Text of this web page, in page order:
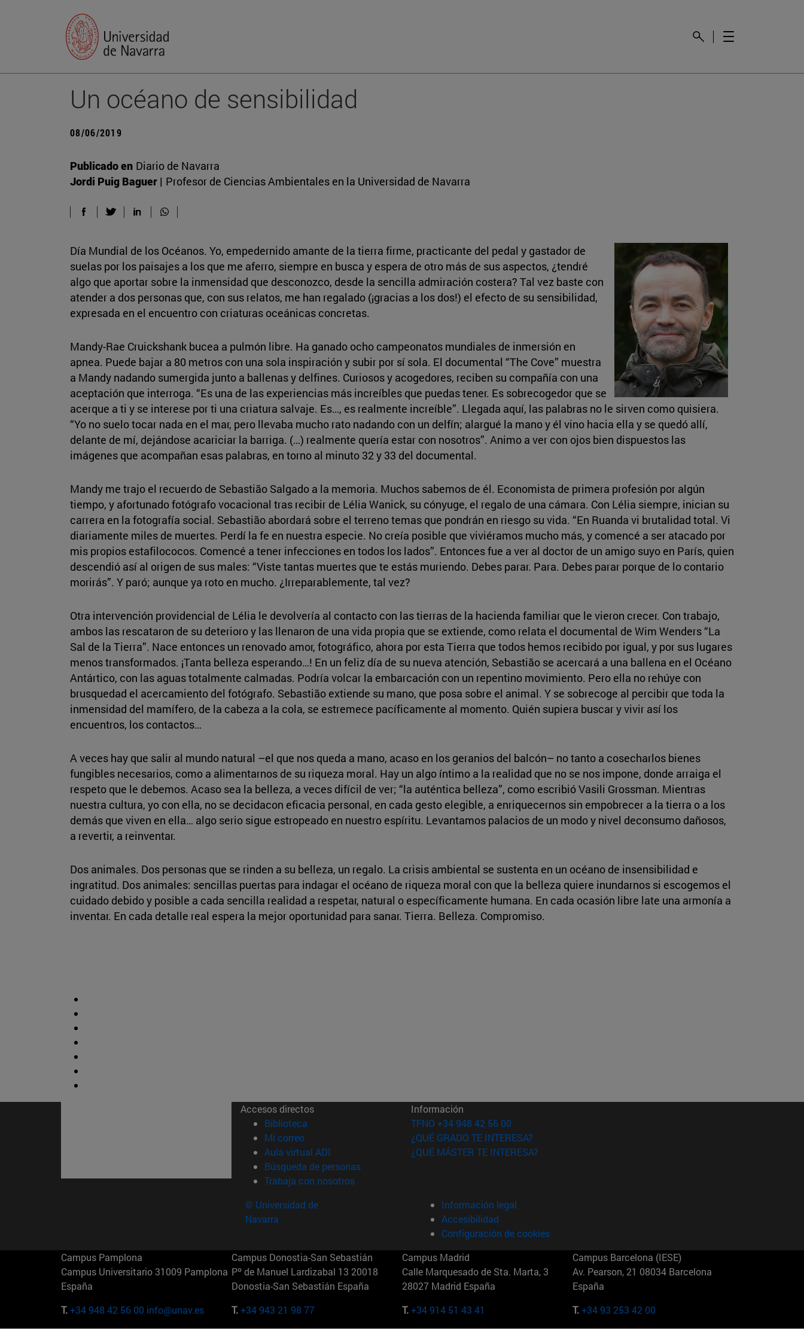
Un océano de sensibilidad
08/06/2019
Publicado en Diario de Navarra
Jordi Puig Baguer | Profesor de Ciencias Ambientales en la Universidad de Navarra
Día Mundial de los Océanos. Yo, empedernido amante de la tierra firme, practicante del pedal y gastador de
suelas por los paisajes a los que me aferro, siempre en busca y espera de otro más de sus aspectos, ¿tendré
algo que aportar sobre la inmensidad que desconozco, desde la sencilla admiración costera? Tal vez baste con
atender a dos personas que, con sus relatos, me han regalado (¡gracias a los dos!) el efecto de su sensibilidad,
expresada en el encuentro con criaturas oceánicas concretas.
Mandy-Rae Cruickshank bucea a pulmón libre. Ha ganado ocho campeonatos mundiales de inmersión en
apnea. Puede bajar a 80 metros con una sola inspiración y subir por sí sola. El documental “The Cove” muestra
a Mandy nadando sumergida junto a ballenas y delfines. Curiosos y acogedores, reciben su compañía con una
aceptación que interroga. “Es una de las experiencias más increíbles que puedas tener. Es sobrecogedor que se
acerque a ti y se interese por ti una criatura salvaje. Es…, es realmente increíble”. Llegada aquí, las palabras no le sirven como quisiera.
“Yo no suelo tocar nada en el mar, pero llevaba mucho rato nadando con un delfín; alargué la mano y él vino hacia ella y se quedó allí,
delante de mí, dejándose acariciar la barriga. (…) realmente quería estar con nosotros”. Animo a ver con ojos bien dispuestos las
imágenes que acompañan esas palabras, en torno al minuto 32 y 33 del documental.
Mandy me trajo el recuerdo de Sebastião Salgado a la memoria. Muchos sabemos de él. Economista de primera profesión por algún
tiempo, y afortunado fotógrafo vocacional tras recibir de Lélia Wanick, su cónyuge, el regalo de una cámara. Con Lélia siempre, inician su
carrera en la fotografía social. Sebastião abordará sobre el terreno temas que pondrán en riesgo su vida. “En Ruanda vi brutalidad total. Vi
diariamente miles de muertes. Perdí la fe en nuestra especie. No creía posible que viviéramos mucho más, y comencé a ser atacado por
mis propios estafilococos. Comencé a tener infecciones en todos los lados”. Entonces fue a ver al doctor de un amigo suyo en París, quien
descendió así al origen de sus males: “Viste tantas muertes que te estás muriendo. Debes parar. Para. Debes parar porque de lo contario
morirás”. Y paró; aunque ya roto en mucho. ¿Irreparablemente, tal vez?
Otra intervención providencial de Lélia le devolvería al contacto con las tierras de la hacienda familiar que le vieron crecer. Con trabajo,
ambos las rescataron de su deterioro y las llenaron de una vida propia que se extiende, como relata el documental de Wim Wenders “La
Sal de la Tierra”. Nace entonces un renovado amor, fotográfico, ahora por esta Tierra que todos hemos recibido por igual, y por sus lugares
menos transformados. ¡Tanta belleza esperando…! En un feliz día de su nueva atención, Sebastião se acercará a una ballena en el Océano
Antártico, con las aguas totalmente calmadas. Podría volcar la embarcación con un repentino movimiento. Pero ella no rehúye con
brusquedad el acercamiento del fotógrafo. Sebastião extiende su mano, que posa sobre el animal. Y se sobrecoge al percibir que toda la
inmensidad del mamífero, de la cabeza a la cola, se estremece pacíficamente al momento. Quién supiera buscar y vivir así los
encuentros, los contactos…
A veces hay que salir al mundo natural –el que nos queda a mano, acaso en los geranios del balcón– no tanto a cosecharlos bienes
fungibles necesarios, como a alimentarnos de su riqueza moral. Hay un algo íntimo a la realidad que no se nos impone, donde arraiga el
respeto que le debemos. Acaso sea la belleza, a veces difícil de ver; “la auténtica belleza”, como escribió Vasili Grossman. Mientras
nuestra cultura, yo con ella, no se decidacon eficacia personal, en cada gesto elegible, a enriquecernos sin empobrecer a la tierra o a los
demás que viven en ella… algo serio sigue estropeado en nuestro espíritu. Levantamos palacios de un modo y nivel deconsumo dañosos,
a revertir, a reinventar.
Dos animales. Dos personas que se rinden a su belleza, un regalo. La crisis ambiental se sustenta en un océano de insensibilidad e
ingratitud. Dos animales: sencillas puertas para indagar el océano de riqueza moral con que la belleza quiere inundarnos si escogemos el
cuidado debido y posible a cada sencilla realidad a respetar, natural o específicamente humana. En cada ocasión libre late una armonía a
inventar. En cada detalle real espera la mejor oportunidad para sanar. Tierra. Belleza. Compromiso.
Accesos directos
Biblioteca (abre en nueva ventana)
Mi correo(abre en nueva ventana)
Aula virtual ADI (abre en nueva ventana)
Búsqueda de personas(abre en nueva ventana)
Trabaja con nosotros(abre en nueva ventana)
Información
TFNO +34 948 42 56 00
¿QUÉ GRADO TE INTERESA?
¿QUÉ MÁSTER TE INTERESA?
© Universidad de
Navarra
Información legal
Accesibilidad
Configuración de cookies
Campus Pamplona
Campus Universitario 31009 Pamplona
España
T.+34 948 42 56 00 info@unav.es
Campus Donostia-San Sebastián
Pº de Manuel Lardizabal 13 20018
Donostia-San Sebastián España
T.+34 943 21 98 77
Campus Madrid
Calle Marquesado de Sta. Marta, 3
28027 Madrid España
T.+34 914 51 43 41
Campus Barcelona (IESE)
Av. Pearson, 21 08034 Barcelona
España
T.+34 93 253 42 00